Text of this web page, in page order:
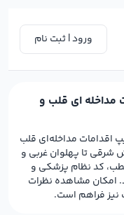
ورود | ثبت نام
ای قلب و
مداخله‌ای قلب
شرقی تا پهلوان غربی و
کد نظام پزشکی و
امکان مشاهده نظرات
نیز فراهم است.